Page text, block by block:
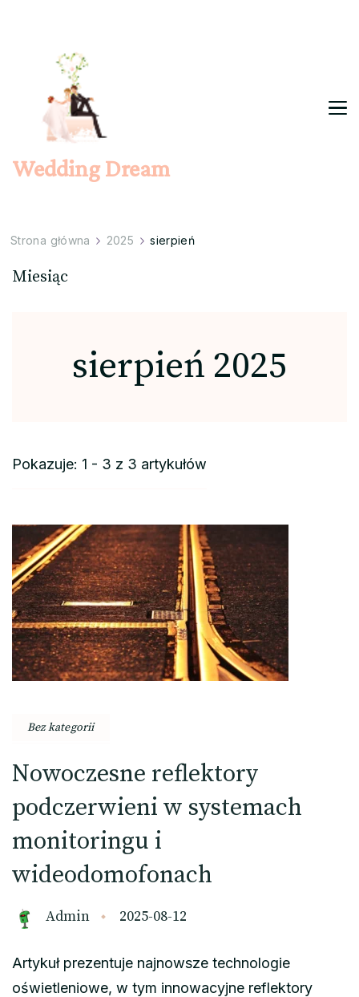
Wedding Dream
Strona główna 2025 sierpień
Miesiąc
sierpień 2025
Pokazuje: 1 - 3 z 3 artykułów
Bez kategorii
Nowoczesne reflektory
podczerwieni w systemach
monitoringu i
wideodomofonach
Admin 2025-08-12
Artykuł prezentuje najnowsze technologie
oświetleniowe, w tym innowacyjne reflektory